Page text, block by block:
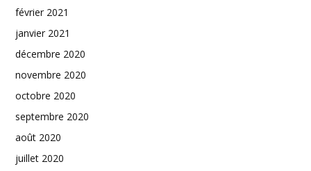
février 2021
janvier 2021
décembre 2020
novembre 2020
octobre 2020
septembre 2020
août 2020
juillet 2020